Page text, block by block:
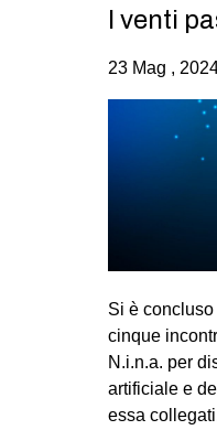
I venti
23 Mag ,
Si è
cinque
N.i.n.a. per
artificiale e
essa